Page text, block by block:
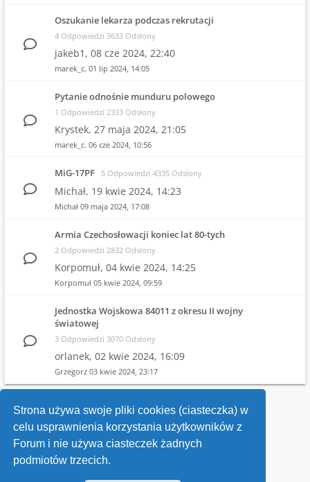
Strona używa swoje pliki cookies (ciasteczka) w
celu usprawnienia korzystania użytkowników z
Forum i nie używa ciasteczek żadnych
podmiotów trzecich.
Oszukanie lekarza podczas rekrutacji
4 Odpowiedzi 3633 Odsłony
jakeb1, 08 cze 2024, 22:40
marek_c. 01 lip 2024, 14:05
Pytanie odnośnie munduru polowego
1 Odpowiedzi 2333 Odsłony
Krystek, 27 maja 2024, 21:05
marek_c. 06 cze 2024, 10:56
MiG-17PF 5 Odpowiedzi 4335 Odsłony
Michał, 19 kwie 2024, 14:23
Michał 09 maja 2024, 17:08
Armia Czechosłowacji koniec lat 80-tych
2 Odpowiedzi 2832 Odsłony
Korpomuł, 04 kwie 2024, 14:25
Korpomuł 05 kwie 2024, 09:59
Jednostka Wojskowa 84011 z okresu II wojny
światowej
3 Odpowiedzi 3070 Odsłony
orlanek, 02 kwie 2024, 16:09
Grzegorz 03 kwie 2024, 23:17
1 2 3 4
Wróć do wykazu forów